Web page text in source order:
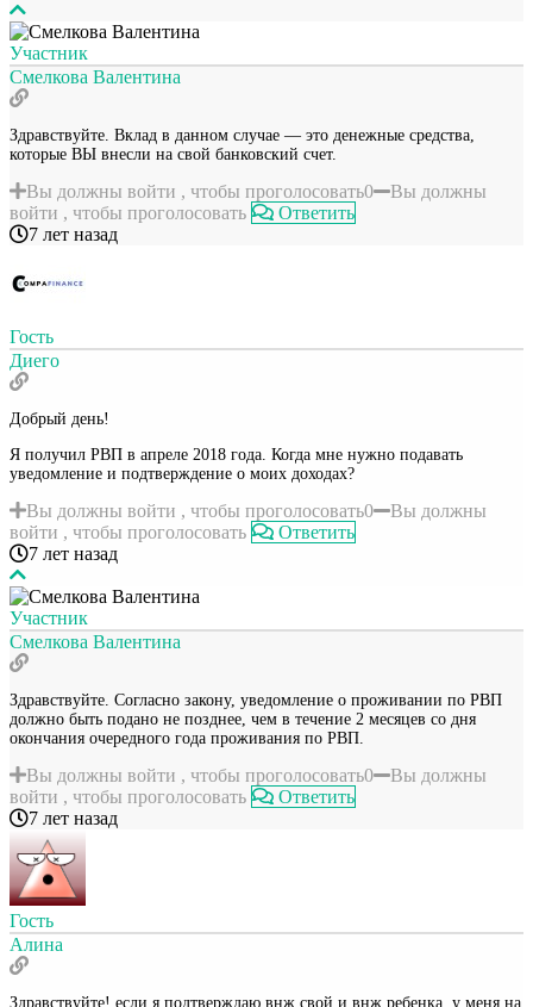
Участник
Смелкова Валентина
Здравствуйте. Вклад в данном случае — это денежные средства,
которые ВЫ внесли на свой банковский счет.
Вы должны войти , чтобы проголосовать0
Вы должны
войти , чтобы проголосовать
Ответить
7 лет назад
Гость
Диего
Добрый день!
Я получил РВП в апреле 2018 года. Когда мне нужно подавать
уведомление и подтверждение о моих доходах?
Вы должны войти , чтобы проголосовать0
Вы должны
войти , чтобы проголосовать
Ответить
7 лет назад
Участник
Смелкова Валентина
Здравствуйте. Согласно закону, уведомление о проживании по РВП
должно быть подано не позднее, чем в течение 2 месяцев со дня
окончания очередного года проживания по РВП.
Вы должны войти , чтобы проголосовать0
Вы должны
войти , чтобы проголосовать
Ответить
7 лет назад
Гость
Алина
Здравствуйте! если я подтверждаю внж свой и внж ребенка, у меня на